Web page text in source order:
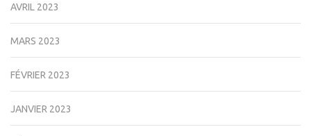
AVRIL 2023
MARS 2023
FÉVRIER 2023
JANVIER 2023